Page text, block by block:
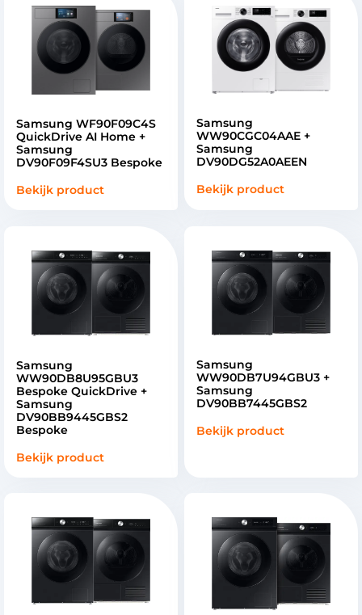
Samsung WF90F09C4S
QuickDrive AI Home +
Samsung
DV90F09F4SU3 Bespoke
Bekijk product
Samsung
WW90CGC04AAE +
Samsung
DV90DG52A0AEEN
Bekijk product
Samsung
WW90DB8U95GBU3
Bespoke QuickDrive +
Samsung
DV90BB9445GBS2
Bespoke
Bekijk product
Samsung
WW90DB7U94GBU3 +
Samsung
DV90BB7445GBS2
Bekijk product